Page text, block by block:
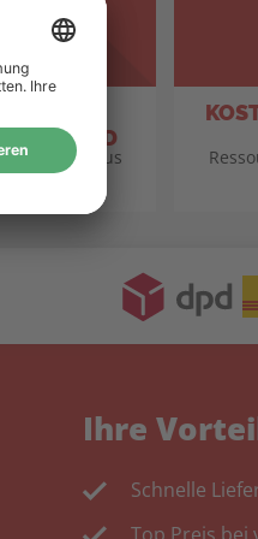
Qualität aus
Ihre
Schnelle